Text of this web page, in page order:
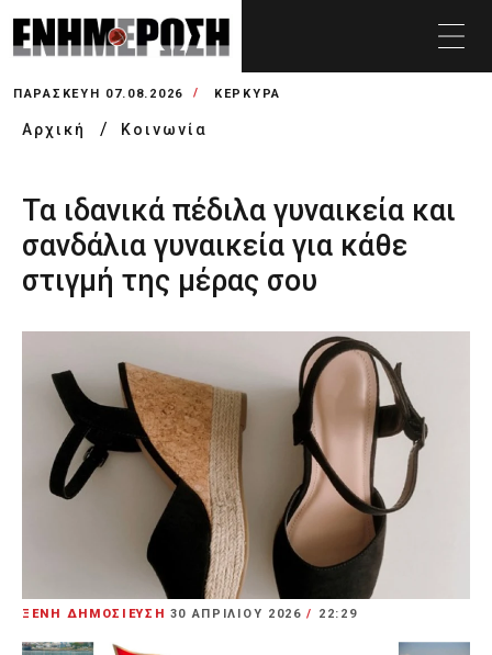
ΠΑΡΑΣΚΕΥΉ 07.08.2026 ΚΕΡΚΥΡΑ
Αρχική Κοινωνία
Τα ιδανικά πέδιλα γυναικεία και
σανδάλια γυναικεία για κάθε
στιγμή της μέρας σου
ΞΕΝΗ ΔΗΜΟΣΙΕΥΣΗ 30 ΑΠΡΙΛΊΟΥ 2026/ 22:29